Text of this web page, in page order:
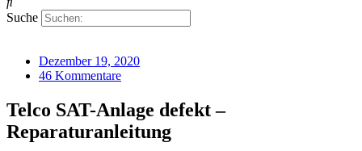
Suche
Dezember 19, 2020
46 Kommentare
Telco SAT-Anlage defekt –
Reparaturanleitung